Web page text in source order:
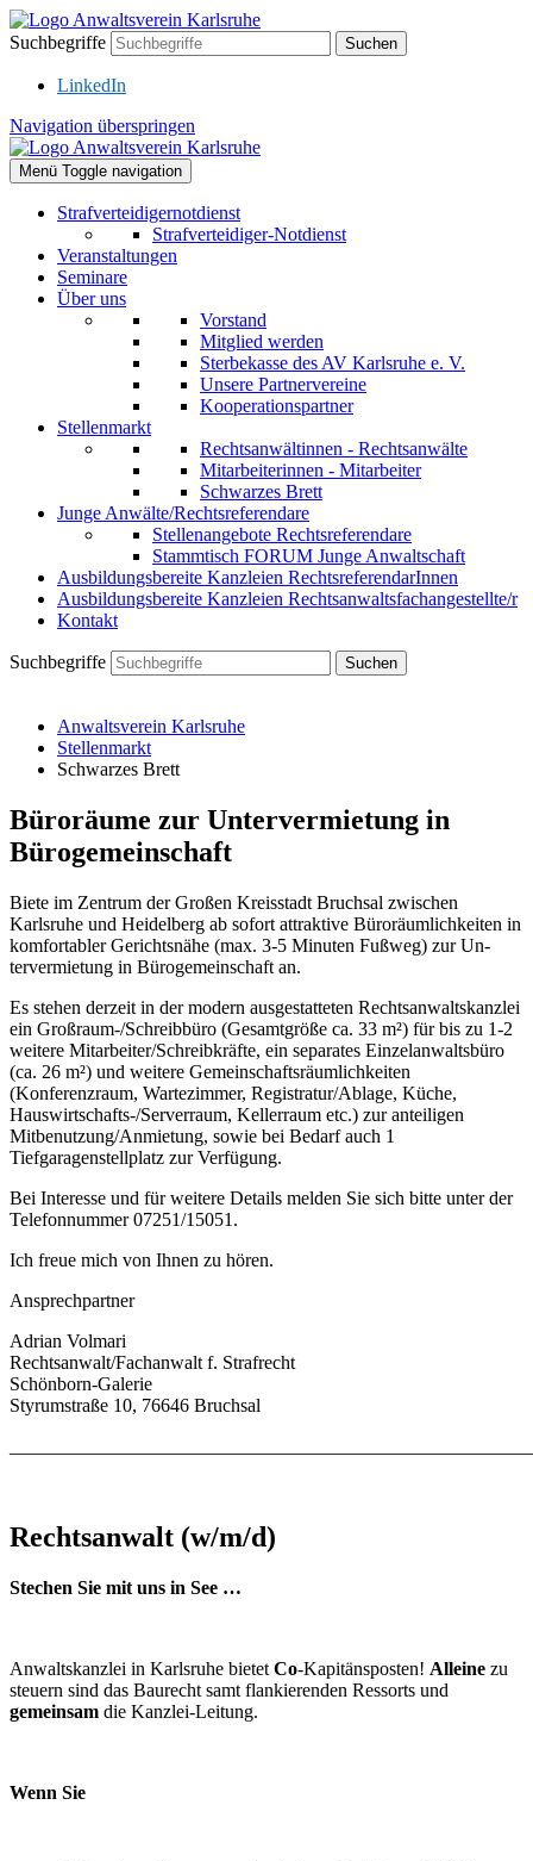
Suchbegriffe Suchen
LinkedIn
Navigation überspringen
Menü Toggle navigation
Strafverteidigernotdienst
Strafverteidiger-Notdienst
Veranstaltungen
Seminare
Über uns
Vorstand
Mitglied werden
Sterbekasse des AV Karlsruhe e. V.
Unsere Partnervereine
Kooperationspartner
Stellenmarkt
Rechtsanwältinnen - Rechtsanwälte
Mitarbeiterinnen - Mitarbeiter
Schwarzes Brett
Junge Anwälte/Rechtsreferendare
Stellenangebote Rechtsreferendare
Stammtisch FORUM Junge Anwaltschaft
Ausbildungsbereite Kanzleien RechtsreferendarInnen
Ausbildungsbereite Kanzleien Rechtsanwaltsfachangestellte/r
Kontakt
Suchbegriffe Suchen
Anwaltsverein Karlsruhe
Stellenmarkt
Schwarzes Brett
Büroräume zur Untervermietung in
Bürogemeinschaft
Biete im Zentrum der Großen Kreisstadt Bruchsal zwischen
Karlsruhe und Heidelberg ab sofort attraktive Büroräumlichkeiten in
komfortabler Gerichtsnähe (max. 3-5 Minuten Fußweg) zur Un­
tervermietung in Bürogemeinschaft an.
Es stehen derzeit in der modern ausgestatteten Rechtsanwaltskanzlei
ein Großraum-/Schreibbü­ro (Gesamtgröße ca. 33 m²) für bis zu 1-2
weitere Mitarbeiter/Schreibkräfte, ein separates Ein­zelanwaltsbüro
(ca. 26 m²) und weitere Gemeinschaftsräumlichkeiten
(Konferenzraum, Warte­zimmer, Registratur/Ablage, Küche,
Hauswirtschafts-/Serverraum, Kellerraum etc.) zur anteili­gen
Mitbenutzung/Anmietung, sowie bei Bedarf auch 1
Tiefgaragenstellplatz zur Verfügung.
Bei Interesse und für weitere Details melden Sie sich bitte unter der
Telefonnummer 07251/15051.
Ich freue mich von Ihnen zu hören.
Ansprechpartner
Adrian Volmari
Rechtsanwalt/Fachanwalt f. Strafrecht
Schönborn-Galerie
Styrumstraße 10, 76646 Bruchsal
Rechtsanwalt (w/m/d)
Stechen Sie mit uns in See …
Anwaltskanzlei in Karlsruhe bietet Co-Kapitänsposten! Alleine zu
steuern sind das Baurecht samt flankierenden Ressorts und
gemeinsam die Kanzlei-Leitung.
Wenn Sie